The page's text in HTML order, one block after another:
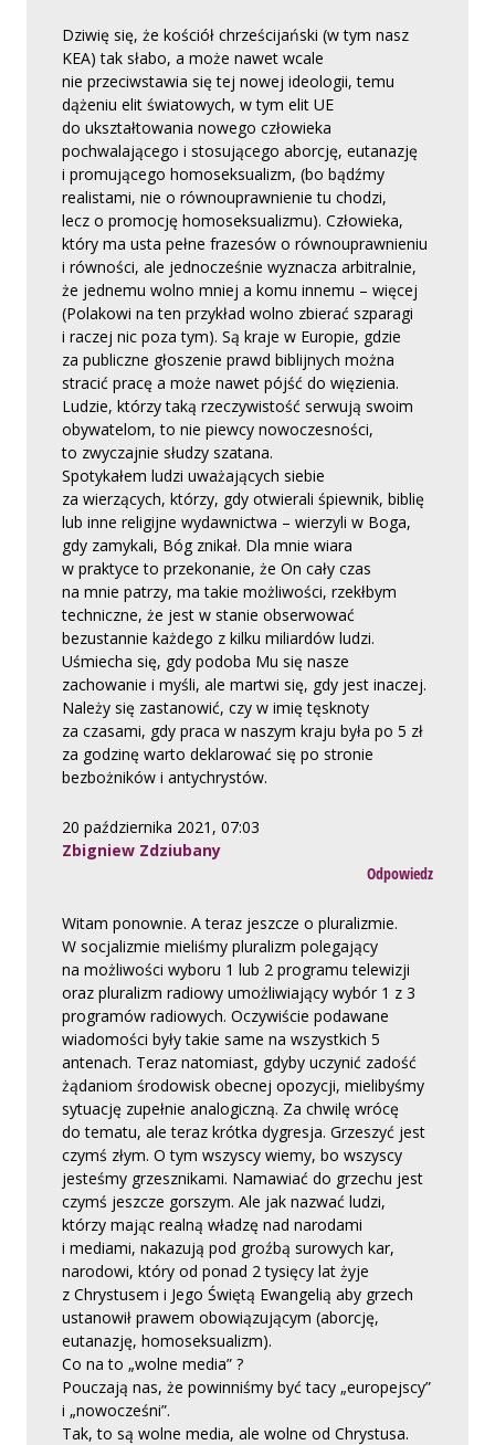
Dziwię się, że kościół chrześcijański (w tym nasz
KEA) tak słabo, a może nawet wcale
nie przeciwstawia się tej nowej ideologii, temu
dążeniu elit światowych, w tym elit UE
do ukształtowania nowego człowieka
pochwalającego i stosującego aborcję, eutanazję
i promującego homoseksualizm, (bo bądźmy
realistami, nie o równouprawnienie tu chodzi,
lecz o promocję homoseksualizmu). Człowieka,
który ma usta pełne frazesów o równouprawnieniu
i równości, ale jednocześnie wyznacza arbitralnie,
że jednemu wolno mniej a komu innemu – więcej
(Polakowi na ten przykład wolno zbierać szparagi
i raczej nic poza tym). Są kraje w Europie, gdzie
za publiczne głoszenie prawd biblijnych można
stracić pracę a może nawet pójść do więzienia.
Ludzie, którzy taką rzeczywistość serwują swoim
obywatelom, to nie piewcy nowoczesności,
to zwyczajnie słudzy szatana.
Spotykałem ludzi uważających siebie
za wierzących, którzy, gdy otwierali śpiewnik, biblię
lub inne religijne wydawnictwa – wierzyli w Boga,
gdy zamykali, Bóg znikał. Dla mnie wiara
w praktyce to przekonanie, że On cały czas
na mnie patrzy, ma takie możliwości, rzekłbym
techniczne, że jest w stanie obserwować
bezustannie każdego z kilku miliardów ludzi.
Uśmiecha się, gdy podoba Mu się nasze
zachowanie i myśli, ale martwi się, gdy jest inaczej.
Należy się zastanowić, czy w imię tęsknoty
za czasami, gdy praca w naszym kraju była po 5 zł
za godzinę warto deklarować się po stronie
bezbożników i antychrystów.
20 października 2021, 07:03
Zbigniew Zdziubany
Odpowiedz
Witam ponownie. A teraz jeszcze o pluralizmie.
W socjalizmie mieliśmy pluralizm polegający
na możliwości wyboru 1 lub 2 programu telewizji
oraz pluralizm radiowy umożliwiający wybór 1 z 3
programów radiowych. Oczywiście podawane
wiadomości były takie same na wszystkich 5
antenach. Teraz natomiast, gdyby uczynić zadość
żądaniom środowisk obecnej opozycji, mielibyśmy
sytuację zupełnie analogiczną. Za chwilę wrócę
do tematu, ale teraz krótka dygresja. Grzeszyć jest
czymś złym. O tym wszyscy wiemy, bo wszyscy
jesteśmy grzesznikami. Namawiać do grzechu jest
czymś jeszcze gorszym. Ale jak nazwać ludzi,
którzy mając realną władzę nad narodami
i mediami, nakazują pod groźbą surowych kar,
narodowi, który od ponad 2 tysięcy lat żyje
z Chrystusem i Jego Świętą Ewangelią aby grzech
ustanowił prawem obowiązującym (aborcję,
eutanazję, homoseksualizm).
Co na to „wolne media” ?
Pouczają nas, że powinniśmy być tacy „europejscy”
i „nowocześni”.
Tak, to są wolne media, ale wolne od Chrystusa.